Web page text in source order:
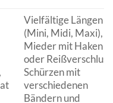
Vielfältige Längen
(Mini, Midi, Maxi),
Mieder mit Haken
oder
Schürzen mit
verschiedenen
Bändern und